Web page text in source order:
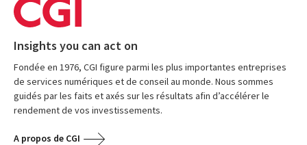
Insights you can act on
Fondée en 1976, CGI figure parmi les plus importantes entreprises
de services numériques et de conseil au monde. Nous sommes
guidés par les faits et axés sur les résultats afin d’accélérer le
rendement de vos investissements.
A propos de CGI